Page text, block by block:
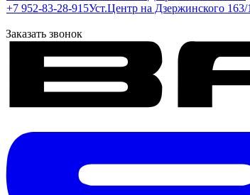
+7 952-83-28-915Уст.Центр на Дзержинского 163/1
Заказать звонок